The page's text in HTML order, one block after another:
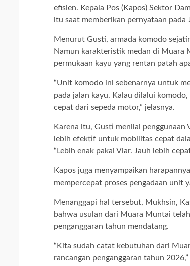
efisien. Kepala Pos (Kapos) Sektor
itu saat memberikan pernyataan
Menurut Gusti, armada komodo
Namun karakteristik medan di Muara
permukaan kayu yang rentan patah
“Unit komodo ini sebenarnya untuk
pada jalan kayu. Kalau dilalui
cepat dari sepeda motor,” jelasnya.
Karena itu, Gusti menilai
lebih efektif untuk mobilitas cepat
“Lebih enak pakai Viar. Jauh lebih
Kapos juga menyampaikan
mempercepat proses pengadaan unit
Menanggapi hal tersebut, Mukhsin,
bahwa usulan dari Muara Muntai
penganggaran tahun mendatang.
“Kita sudah catat kebutuhan dari
rancangan penganggaran tahun